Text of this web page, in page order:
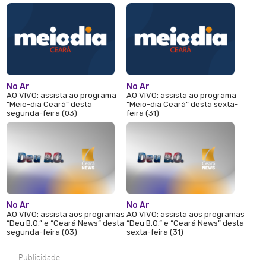
No Ar
AO VIVO: assista ao programa
“Meio-dia Ceará” desta
segunda-feira (03)
No Ar
AO VIVO: assista aos programas
“Deu B.O.” e “Ceará News” desta
segunda-feira (03)
No Ar
AO VIVO: assista ao programa
“Meio-dia Ceará” desta sexta-
feira (31)
No Ar
AO VIVO: assista aos programas
“Deu B.O.” e “Ceará News” desta
sexta-feira (31)
Publicidade